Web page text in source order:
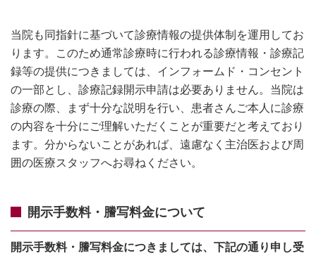
当院も同指針に基づいて診療情報の提供体制を運⽤してお
ります。このため通常診療時に⾏われる診療情報・診療記
録等の提供につきましては、インフォームド・コンセント
の⼀部とし、診療記録開⽰申請は必要ありません。当院は
診療の際、まず⼗分な説明を⾏い、患者さんご本⼈に診療
の内容を⼗分にご理解いただくことが重要だと考えており
ます。分からないことがあれば、遠慮なく主治医および周
囲の医療スタッフへお尋ねください。
開⽰⼿数料・謄写料⾦について
開⽰⼿数料・謄写料⾦につきましては、下記の通り申し受